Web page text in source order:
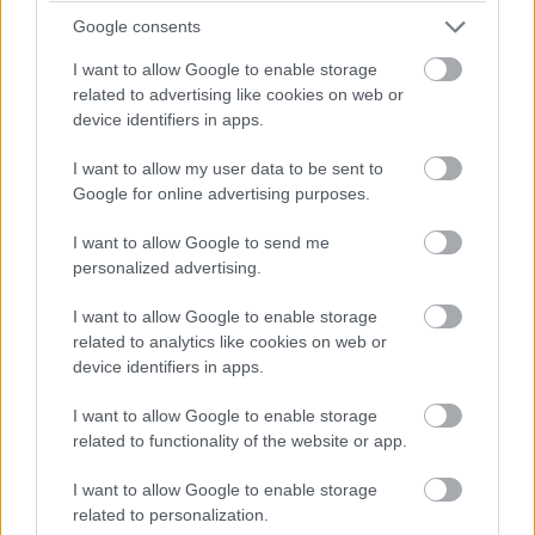
Google consents
I want to allow Google to enable storage
related to advertising like cookies on web or
device identifiers in apps.
I want to allow my user data to be sent to
Google for online advertising purposes.
I want to allow Google to send me
personalized advertising.
I want to allow Google to enable storage
related to analytics like cookies on web or
device identifiers in apps.
I want to allow Google to enable storage
related to functionality of the website or app.
I want to allow Google to enable storage
related to personalization.
Kivonta a forgalomból a Pixel 4
mobilokat a Google
Harangi László|2020 augusztus 7. 20:00
Többé nem forgalmazza a Pixel 4 és a Pixel 4
XL okostelefonokat a Google, pedig egy éve
sincs, hogy azok megjelentek.
A Google csak tavaly októberben dobta piacra a Pixel 4
és a Pixel 4 XL okostelefonjait, most azonban
mindkettőt kivonta a forgalomból, vagyis többé nem